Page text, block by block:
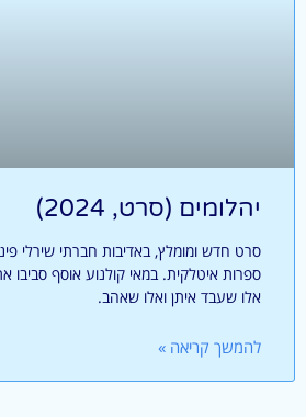
יהלומים (סרט, 2024)
סרט חדש ומומלץ, באדיבות חברתי שירלי
ספרות איטלקית. במאי קולנוע אוסף סביבו
אלו שעבד איתן ואלו שאהב.
להמשך קריאה »